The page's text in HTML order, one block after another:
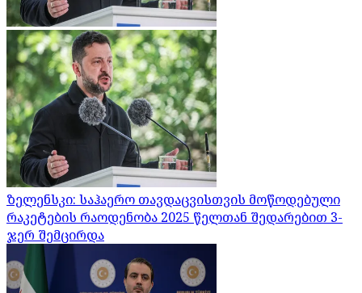
ზელენსკი: საჰაერო თავდაცვისთვის მოწოდებული
რაკეტების რაოდენობა 2025 წელთან შედარებით 3-
ჯერ შემცირდა